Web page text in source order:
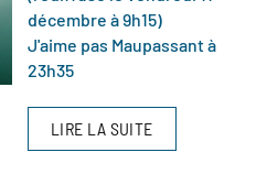
décembre à 9h15)
J'aime pas Maupassant à
23h35
LIRE LA SUITE